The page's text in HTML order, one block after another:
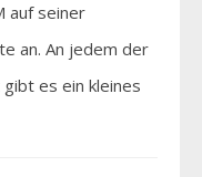
auf seiner
an. An jedem der
es ein kleines